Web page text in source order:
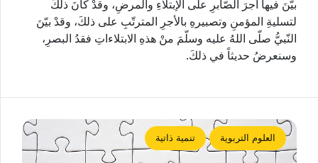
بيّنَ فيها أجرَ الصّابرِ على الإبتلاءِ والمرضِ، وقدْ كانَ ذلكَ
لتسليةِ المؤمنِ وتصبيرهِ بالأجرِ المترتّبِ على ذلكَ، وقدْ بيّنَ
النّبيُّ صلّى اللهُ عليه وسلّمَ منْ هذهِ الابتلاءاتِ فقدُ البصرِ،
وسنعرضُ حديثاً في ذلكَ.
العلوم التربوية تنمية ذاتية